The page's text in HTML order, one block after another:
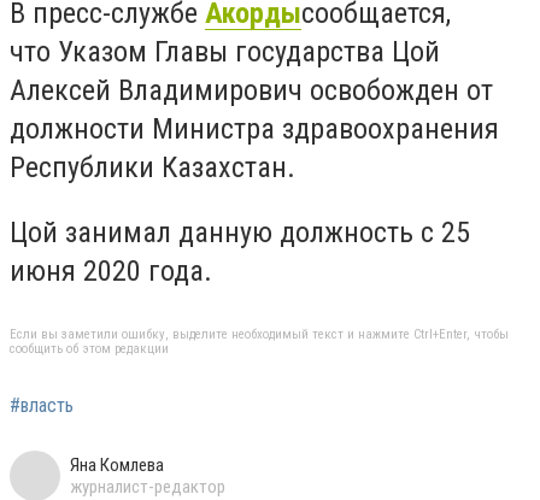
В пресс-службе Акордысообщается,
что Указом Главы государства Цой
Алексей Владимирович освобожден от
должности Министра здравоохранения
Республики Казахстан.
Цой занимал данную должность с 25
июня 2020 года.
Если вы заметили ошибку, выделите необходимый текст и нажмите Ctrl+Enter, чтобы
сообщить об этом редакции
#власть
Яна Комлева
журналист-редактор